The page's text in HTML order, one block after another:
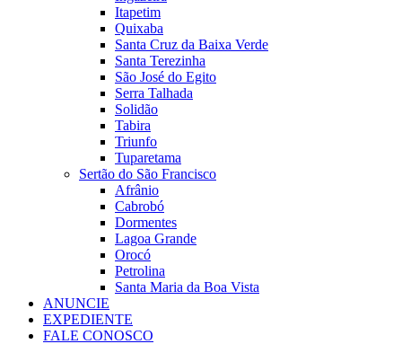
Itapetim
Quixaba
Santa Cruz da Baixa Verde
Santa Terezinha
São José do Egito
Serra Talhada
Solidão
Tabira
Triunfo
Tuparetama
Sertão do São Francisco
Afrânio
Cabrobó
Dormentes
Lagoa Grande
Orocó
Petrolina
Santa Maria da Boa Vista
ANUNCIE
EXPEDIENTE
FALE CONOSCO